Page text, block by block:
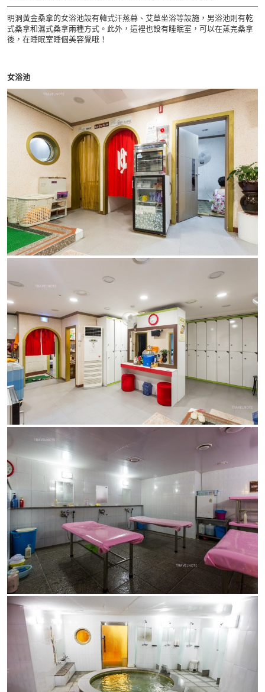
明洞黃金桑拿的女浴池設有韓式汗蒸幕、艾草坐浴等設施，男浴池則有乾
式桑拿和濕式桑拿兩種方式。此外，這裡也設有睡眠室，可以在蒸完桑拿
後，在睡眠室睡個美容覺哦！
女浴池